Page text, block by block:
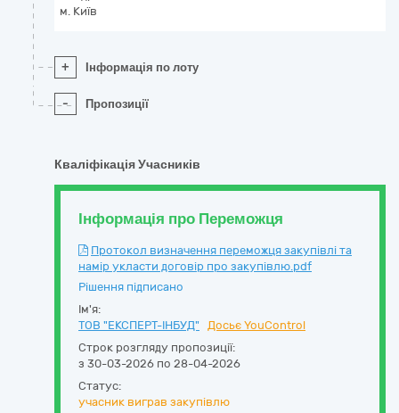
м. Київ
+ Інформація по лоту
- Пропозиції
Кваліфікація Учасників
Інформація про Переможця
Протокол визначення переможця закупівлі та
намір укласти договір про закупівлю.pdf
Рішення підписано
Ім'я:
ТОВ "ЕКСПЕРТ-ІНБУД"
Досьє YouControl
Строк розгляду пропозиції:
з 30-03-2026 по 28-04-2026
Статус:
учасник виграв закупівлю